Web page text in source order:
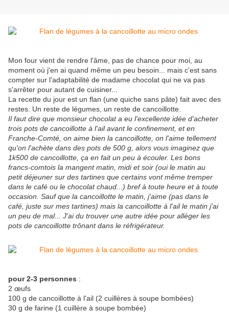
Mon four vient de rendre l'âme, pas de chance pour moi, au
moment où j'en ai quand même un peu besoin... mais c'est sans
compter sur l'adaptabilité de madame chocolat qui ne va pas
s'arrêter pour autant de cuisiner...
La recette du jour est un flan (une quiche sans pâte) fait avec des
restes. Un reste de légumes, un reste de cancoillotte.
Il faut dire que monsieur chocolat a eu l'excellente idée d'acheter
trois pots de cancoillotte à l'ail avant le confinement, et en
Franche-Comté, on aime bien la cancoillotte, on l'aime tellement
qu'on l'achète dans des pots de 500 g, alors vous imaginez que
1k500 de cancoillotte, ça en fait un peu à écouler. Les bons
francs-comtois la mangent matin, midi et soir (oui le matin au
petit déjeuner sur des tartines que certains vont même tremper
dans le café ou le chocolat chaud...) bref à toute heure et à toute
occasion. Sauf que la cancoillotte le matin, j'aime (pas dans le
café, juste sur mes tartines) mais la cancoillotte à l'ail le matin j'ai
un peu de mal... J'ai du trouver une autre idée pour alléger les
pots de cancoillotte trônant dans le réfrigérateur.
pour 2-3 personnes :
2 œufs
100 g de cancoillotte à l'ail (2 cuillères à soupe bombées)
30 g de farine (1 cuillère à soupe bombée)